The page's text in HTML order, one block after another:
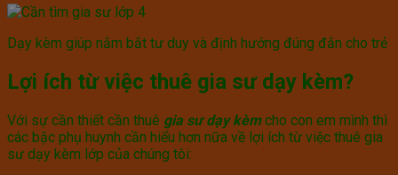
Dạy kèm giúp nắm bắt tư duy và định hướng đúng đắn cho trẻ
Lợi ích từ việc thuê gia sư dạy kèm?
Với sự cần thiết cần thuê gia sư dạy kèmcho con em mình thì
các bậc phụ huynh cần hiểu hơn nữa về lợi ích từ việc thuê gia
sư dạy kèm lớp của chúng tôi: